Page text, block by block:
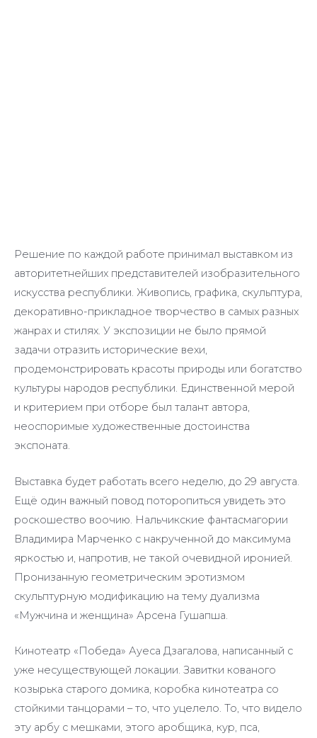
Решение по каждой работе принимал выставком из
авторитетнейших представителей изобразительного
искусства республики. Живопись, графика, скульптура,
декоративно-прикладное творчество в самых разных
жанрах и стилях. У экспозиции не было прямой
задачи отразить исторические вехи,
продемонстрировать красоты природы или богатство
культуры народов республики. Единственной мерой
и критерием при отборе был талант автора,
неоспоримые художественные достоинства
экспоната.
Выставка будет работать всего неделю, до 29 августа.
Ещё один важный повод поторопиться увидеть это
роскошество воочию. Нальчикские фантасмагории
Владимира Марченко с накрученной до максимума
яркостью и, напротив, не такой очевидной иронией.
Пронизанную геометрическим эротизмом
скульптурную модификацию на тему дуализма
«Мужчина и женщина» Арсена Гушапша.
Кинотеатр «Победа» Ауеса Дзагалова, написанный с
уже несуществующей локации. Завитки кованого
козырька старого домика, коробка кинотеатра со
стойкими танцорами – то, что уцелело. То, что видело
эту арбу с мешками, этого аробщика, кур, пса,